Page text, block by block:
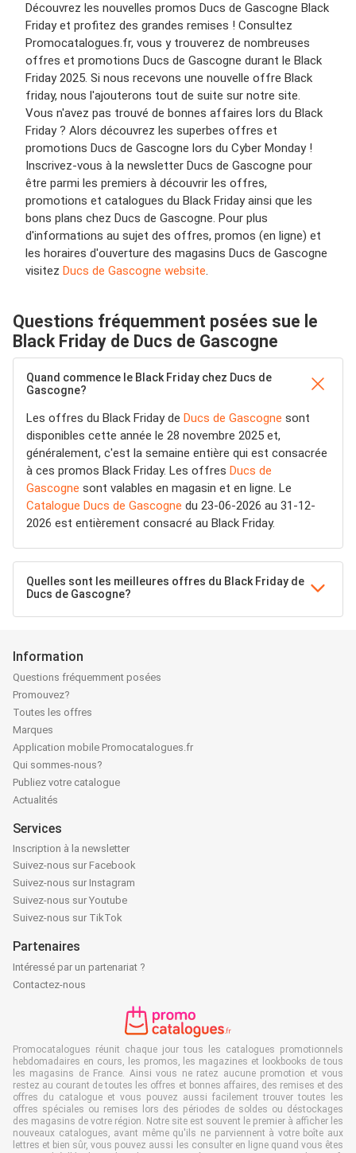
Découvrez les nouvelles promos Ducs de Gascogne Black
Friday et profitez des grandes remises ! Consultez
Promocatalogues.fr, vous y trouverez de nombreuses
offres et promotions Ducs de Gascogne durant le Black
Friday 2025. Si nous recevons une nouvelle offre Black
friday, nous l'ajouterons tout de suite sur notre site.
Vous n'avez pas trouvé de bonnes affaires lors du Black
Friday ? Alors découvrez les superbes offres et
promotions Ducs de Gascogne lors du Cyber Monday !
Inscrivez-vous à la newsletter Ducs de Gascogne pour
être parmi les premiers à découvrir les offres,
promotions et catalogues du Black Friday ainsi que les
bons plans chez Ducs de Gascogne. Pour plus
d'informations au sujet des offres, promos (en ligne) et
les horaires d'ouverture des magasins Ducs de Gascogne
visitez Ducs de Gascogne website.
Questions fréquemment posées sue le
Black Friday de Ducs de Gascogne
Quand commence le Black Friday chez Ducs de
Gascogne?
Les offres du Black Friday de Ducs de Gascogne sont
disponibles cette année le 28 novembre 2025 et,
généralement, c'est la semaine entière qui est consacrée
à ces promos Black Friday. Les offres Ducs de
Gascogne sont valables en magasin et en ligne. Le
Catalogue Ducs de Gascogne du 23-06-2026 au 31-12-
2026 est entièrement consacré au Black Friday.
Quelles sont les meilleures offres du Black Friday de
Ducs de Gascogne?
Information
Questions fréquemment posées
Promouvez?
Toutes les offres
Marques
Application mobile Promocatalogues.fr
Qui sommes-nous?
Publiez votre catalogue
Actualités
Services
Inscription à la newsletter
Suivez-nous sur Facebook
Suivez-nous sur Instagram
Suivez-nous sur Youtube
Suivez-nous sur TikTok
Partenaires
Intéressé par un partenariat ?
Contactez-nous
Promocatalogues réunit chaque jour tous les catalogues promotionnels
hebdomadaires en cours, les promos, les magazines et lookbooks de tous
les magasins de France. Ainsi vous ne ratez aucune promotion et vous
restez au courant de toutes les offres et bonnes affaires, des remises et des
offres du catalogue et vous pouvez aussi facilement trouver toutes les
offres spéciales ou remises lors des périodes de soldes ou déstockages
des magasins de votre région. Notre site est souvent le premier à afficher les
nouveaux catalogues, avant même qu'ils ne parviennent à votre boîte aux
lettres et bien sûr, vous pouvez aussi les consulter en ligne quand vous êtes